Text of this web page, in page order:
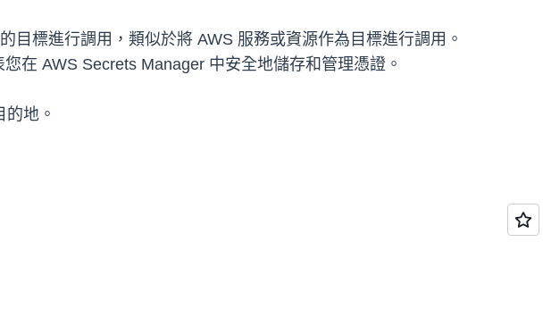
標進行調用，類似於將 AWS 服務或資源作為目標進行調用。
在 AWS Secrets Manager 中安全地儲存和管理憑證。
的地。